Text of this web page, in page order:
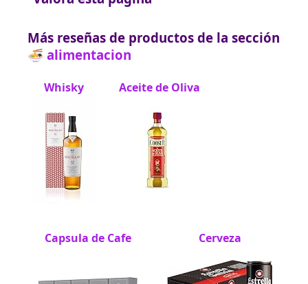
Más reseñas de productos de la sección
🍜 alimentacion
Whisky Aceite de Oliva
Capsula de Cafe Cerveza